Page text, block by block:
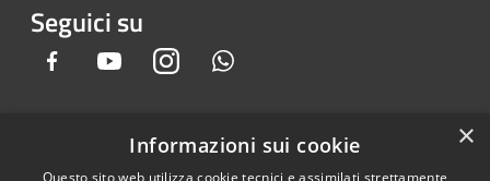
Seguici su
Facebook YoutubeInstagram
×
Informazioni sui cookie
Questo sito web utilizza cookie tecnici e assimilati strettamente